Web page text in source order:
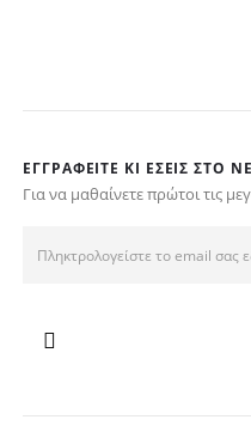
ΕΓΓΡΑΦΕΊΤΕ ΚΙ ΕΣΕΊΣ ΣΤΟ
Για να μαθαίνετε πρώτοι τις